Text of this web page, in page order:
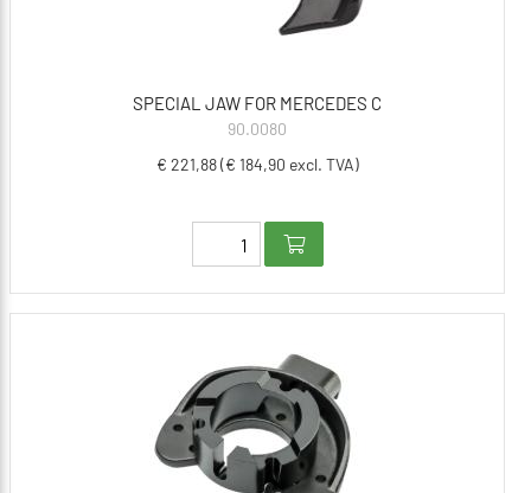
SPECIAL JAW FOR MERCEDES C
90.0080
€ 221,88 (€ 184,90 excl. TVA)